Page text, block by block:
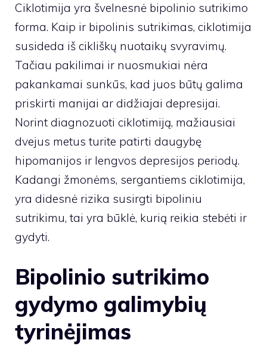
Ciklotimija yra švelnesnė bipolinio sutrikimo
forma. Kaip ir bipolinis sutrikimas, ciklotimija
susideda iš cikliškų nuotaikų svyravimų.
Tačiau pakilimai ir nuosmukiai nėra
pakankamai sunkūs, kad juos būtų galima
priskirti manijai ar didžiajai depresijai.
Norint diagnozuoti ciklotimiją, mažiausiai
dvejus metus turite patirti daugybę
hipomanijos ir lengvos depresijos periodų.
Kadangi žmonėms, sergantiems ciklotimija,
yra didesnė rizika susirgti bipoliniu
sutrikimu, tai yra būklė, kurią reikia stebėti ir
gydyti.
Bipolinio sutrikimo
gydymo galimybių
tyrinėjimas